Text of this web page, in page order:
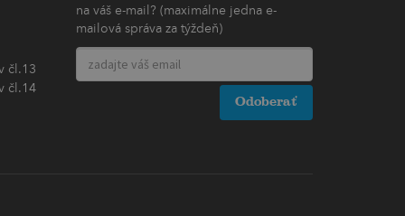
čl.13
čl.14
na váš e-mail? (maximálne jedna e-
mailová správa za týždeň)
Odoberať